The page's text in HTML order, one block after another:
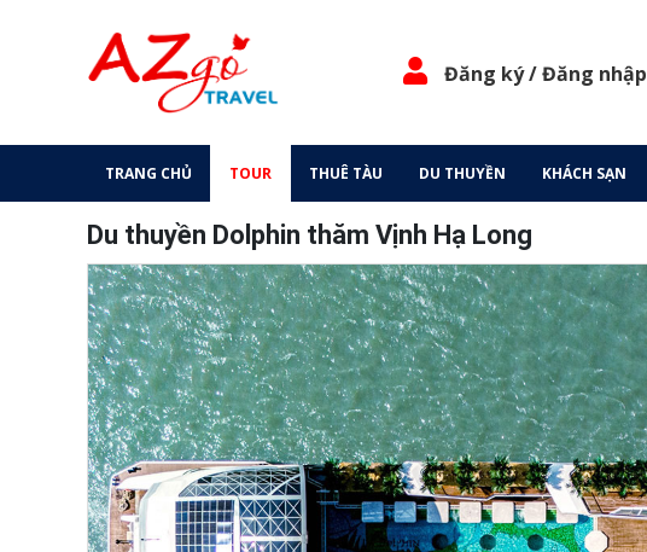
Đăng ký / Đăng nhập
TRANG CHỦ TOUR THUÊ TÀU DU THUYỀN KHÁCH SẠN
Du thuyền Dolphin thăm Vịnh Hạ Long